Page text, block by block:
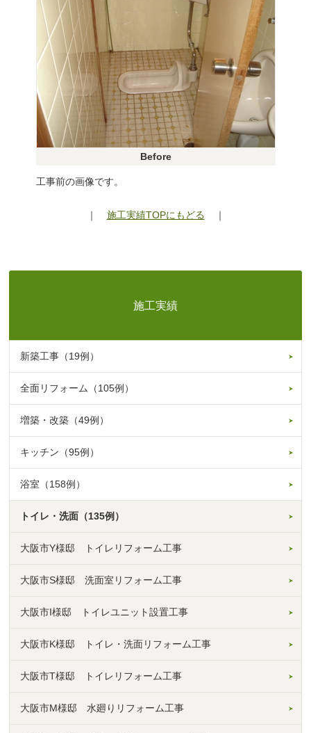
Before
工事前の画像です。
｜ 施工実績TOPにもどる ｜
施工実績
新築工事（19例）
全面リフォーム（105例）
増築・改築（49例）
キッチン（95例）
浴室（158例）
トイレ・洗面（135例）
大阪市Y様邸 トイレリフォーム工事
大阪市S様邸 洗面室リフォーム工事
大阪市I様邸 トイレユニット設置工事
大阪市K様邸 トイレ・洗面リフォーム工事
大阪市T様邸 トイレリフォーム工事
大阪市M様邸 水廻りリフォーム工事